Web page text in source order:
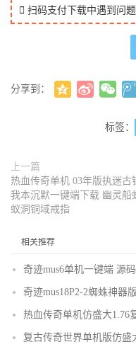
扫码支付下载中遇到问
分享到：
标签：
上一篇
热血传奇单机 03年版执迷古
我本沉默一键端下载 幽灵船
蚁洞铜域戒指
相关推荐
奇迹mus6单机一键端 源
奇迹mus18P2-2蜘蛛神器
热血传奇单机仿盛大1.76
复古传奇世界单机版仿盛